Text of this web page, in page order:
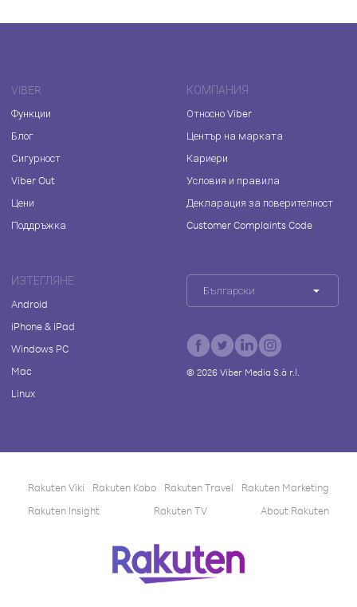
VIBER
Функции
Блог
Сигурност
Viber Out
Цени
Поддръжка
КОМПАНИЯ
Относно Viber
Център на марката
Кариери
Условия и правила
Декларация за поверителност
Customer Complaints Code
ИЗТЕГЛЯНЕ
Android
iPhone & iPad
Windows PC
Mac
Linux
Български
© 2026Viber Media S.à r.l.
Rakuten Viki Rakuten Kobo Rakuten Travel
Rakuten Marketing
Rakuten Insight
Rakuten TV About Rakuten